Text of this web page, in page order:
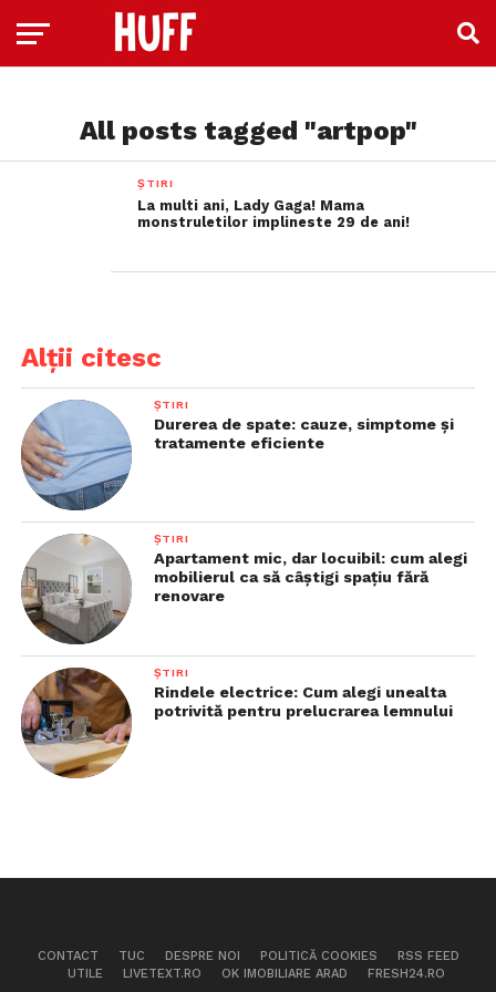
All posts tagged "artpop"
ȘTIRI
La multi ani, Lady Gaga! Mama
monstruletilor implineste 29 de ani!
Alții citesc
ȘTIRI
Durerea de spate: cauze, simptome și
tratamente eficiente
ȘTIRI
Apartament mic, dar locuibil: cum alegi
mobilierul ca să câștigi spațiu fără
renovare
ȘTIRI
Rindele electrice: Cum alegi unealta
potrivită pentru prelucrarea lemnului
CONTACT TUC DESPRE NOI POLITICĂ COOKIES
RSS FEED
UTILE
LIVETEXT.RO OK IMOBILIARE ARAD FRESH24.RO